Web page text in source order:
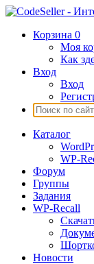
Корзина 0
Моя
Как
Вход
Вход
Каталог
WP-
Форум
Группы
Задания
WP-Recall
Новости